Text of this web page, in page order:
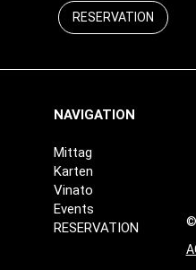
RESERVATION
NAVIGATION
Mittag
Karten
Vinato
Events
RESERVATION
©